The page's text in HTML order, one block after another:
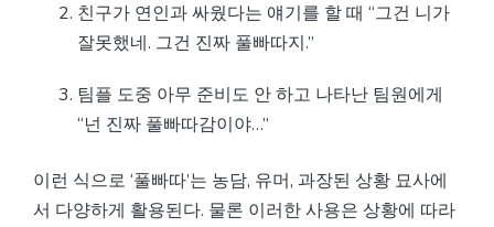
친구가 연인과 싸웠다는 얘기를 할 때 “그건 니가
잘못했네. 그건 진짜 풀빠따지.”
팀플 도중 아무 준비도 안 하고 나타난 팀원에게
“넌 진짜 풀빠따감이야…”
이런 식으로 ‘풀빠따’는 농담, 유머, 과장된 상황 묘사에
서 다양하게 활용된다. 물론 이러한 사용은 상황에 따라